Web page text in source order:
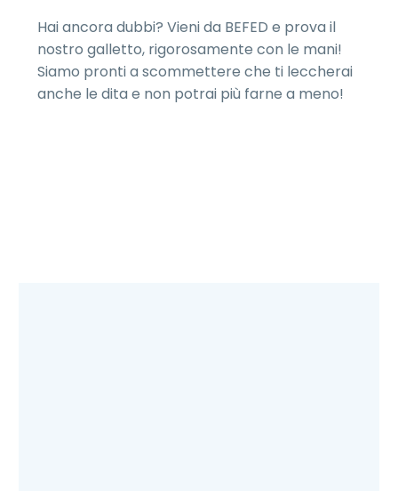
Hai ancora dubbi? Vieni da BEFED e prova il
nostro galletto, rigorosamente con le mani!
Siamo pronti a scommettere che ti leccherai
anche le dita e non potrai più farne a meno!